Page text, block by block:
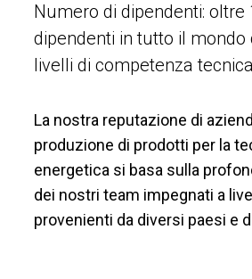
Numero di dipendenti: oltre
dipendenti in tutto il mondo
livelli di competenza
La nostra reputazione di
produzione di prodotti per la
energetica si basa sulla
dei nostri team impegnati a
provenienti da diversi paesi e